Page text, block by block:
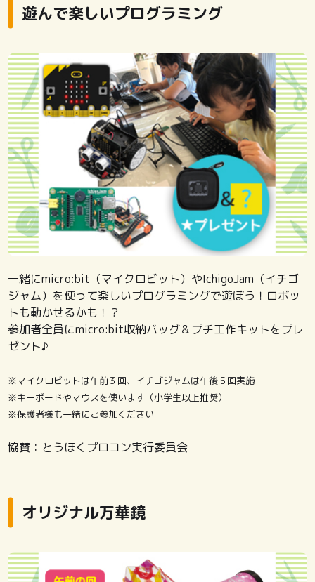
遊んで楽しいプログラミング
一緒にmicro:bit（マイクロビット）やIchigoJam（イチゴ
ジャム）を使って楽しいプログラミングで遊ぼう！ロボッ
トも動かせるかも！？
参加者全員にmicro:bit収納バッグ＆プチ工作キットをプレ
ゼント♪
※マイクロビットは午前３回、イチゴジャムは午後５回実施
※キーボードやマウスを使います（小学生以上推奨）
※保護者様も一緒にご参加ください
協賛：とうほくプロコン実行委員会
オリジナル万華鏡